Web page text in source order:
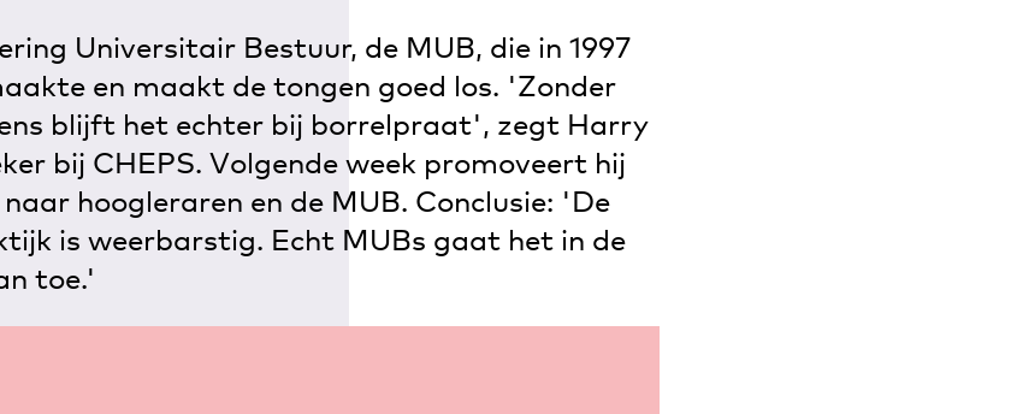
Universitair Bestuur, de MUB, die in 1997
en maakt de tongen goed los. 'Zonder
blijft het echter bij borrelpraat', zegt Harry
bij CHEPS. Volgende week promoveert hij
hoogleraren en de MUB. Conclusie: 'De
is weerbarstig. Echt MUBs gaat het in de
toe.'